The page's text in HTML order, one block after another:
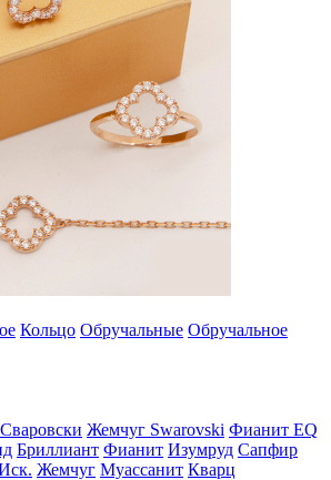
Кольцо Обручальные Обручальное
Жемчуг Swarovski Фианит EQ
Бриллиант Фианит Изумруд Сапфир
Жемчуг Муассанит Кварц